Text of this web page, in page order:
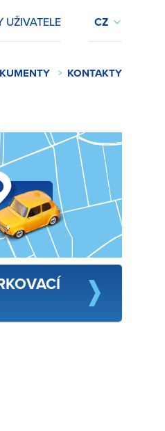
UŽIVATELE
KONTAKTY